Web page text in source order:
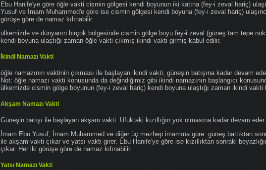
Ebu Hanife'ye göre öğle vakti cismin gölgesi kendi boyunun iki katına (fey-i zeval hariç)
Yusuf ve İmam Muhammed'e göre ise cismin gölgesi kendi boyuna (fey-i zeval hariç)
görüşe göre de namaz kılınabilir.
ülkemizde ve dünyanın birçok bölgesinde cismin gölge boyu fey-i zeval (güneş tam tepe
kendi boyuna ulaştığı zaman öğle vakti çıkmış ikindi vakti girmiş kabul edilir.
İkindi Namazı Vakti
öğle namazının vaktinin çıkması ile başlayan ikindi vakti, güneşin batışına kadar devam
Not: öğle namazı vakti konusunda da değindiğimiz gibi ikindi namazının başlangıcı
ülkemizde cismin gölge boyunun (fey-i zeval hariç) kendi boyuna ulaştığı zaman ikindi vakti
Akşam Namazı Vakti
Güneşin batışı ile başlayan akşam vakti. Ufuktaki kızıllığın yok olmasına kadar devam eder.
İmam Ebu Yusuf, İmam Muhammed ve diğer üç mezhep imamına göre güneş battıktan
ile akşam vakti çıkar ve yatsı vakti girer. Ebu Hanife'ye göre ise kızıllıktan sonraki
çıkar. Her iki görüşe göre de namaz kılınabilir.
Yatsı Namazı Vakti